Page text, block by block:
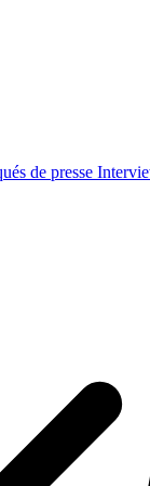
de presse